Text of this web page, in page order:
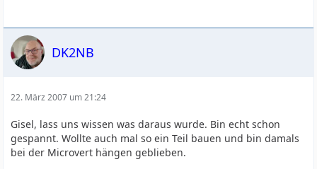
DK2NB
22. März 2007 um 21:24
Gisel, lass uns wissen was daraus wurde. Bin echt schon
gespannt. Wollte auch mal so ein Teil bauen und bin damals
bei der Microvert hängen geblieben.